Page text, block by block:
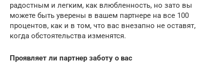
радостным и легким, как влюбленность, но зато вы
можете быть уверены в вашем партнере на все 100
процентов, как и в том, что вас внезапно не оставят,
когда обстоятельства изменятся.
Проявляет ли партнер заботу о вас